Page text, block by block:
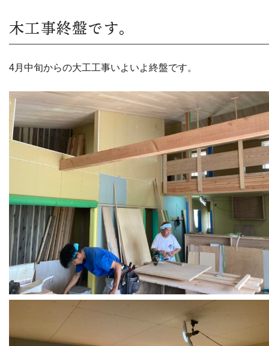
木工事終盤です。
4月中旬からの大工工事いよいよ終盤です。